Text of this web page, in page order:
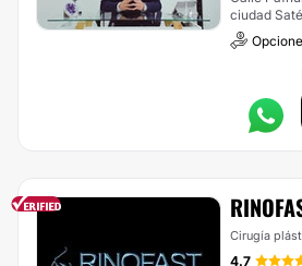
ciudad
Juárez
Cirugía
4.7